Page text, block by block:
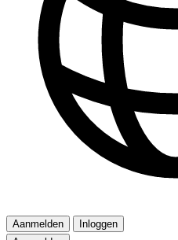
Aanmelden
Inloggen